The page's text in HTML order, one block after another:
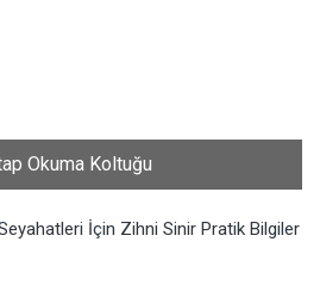
Okuma Koltuğu